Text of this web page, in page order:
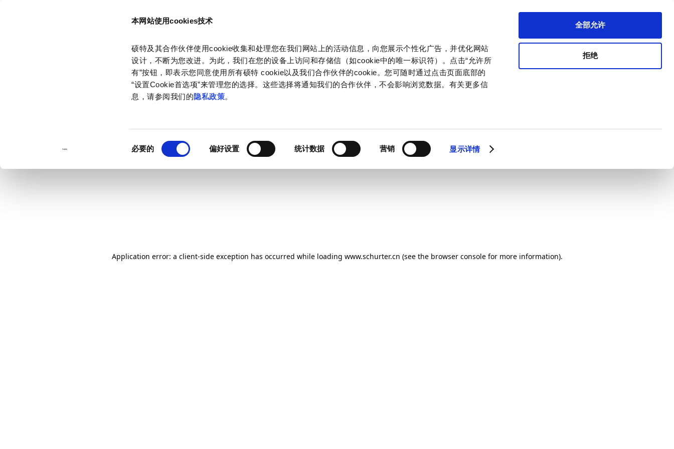
本网站使用cookies技术
硕特及其合作伙伴使用cookie收集和处理您在我们网站上的活动信息，向您展示个性化广告，并优化网站
设计，不断为您改进。为此，我们在您的设备上访问和存储信（如cookie中的唯一标识符）。点击“允许所
有”按钮，即表示您同意使用所有硕特 cookie以及我们合作伙伴的cookie。您可随时通过点击页面底部的
“设置Cookie首选项”来管理您的选择。这些选择将通知我们的合作伙伴，不会影响浏览数据。有关更多信
息，请参阅我们的隐私政策。
意
必要的 偏好设置 统计数据 营销 显示详情
全部允许
拒绝
Application error: a client-side exception has occurred while loading www.schurter.cn (see the browser console for more information).